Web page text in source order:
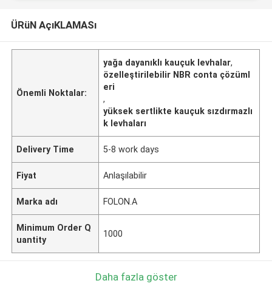
ÜRüN AçıKLAMASı
Önemli Noktalar:
yağa dayanıklı kauçuk levhalar,
özelleştirilebilir NBR conta çözüml
eri
,
yüksek sertlikte kauçuk sızdırmazlı
k levhaları
Delivery Time 5-8 work days
Fiyat Anlaşılabilir
Marka adı FOLON.A
Minimum Order Q
uantity
1000
Daha fazla göster